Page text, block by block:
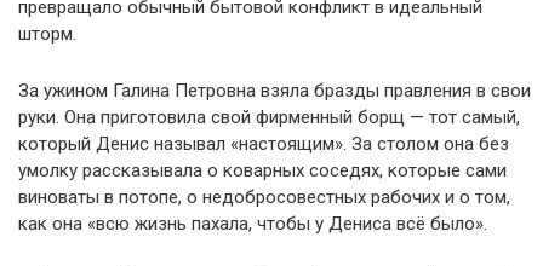
превращало обычный бытовой конфликт в идеальный
шторм.
За ужином Галина Петровна взяла бразды правления в свои
руки. Она приготовила свой фирменный борщ — тот самый,
который Денис называл «настоящим». За столом она без
умолку рассказывала о коварных соседях, которые сами
виноваты в потопе, о недобросовестных рабочих и о том,
как она «всю жизнь пахала, чтобы у Дениса всё было».